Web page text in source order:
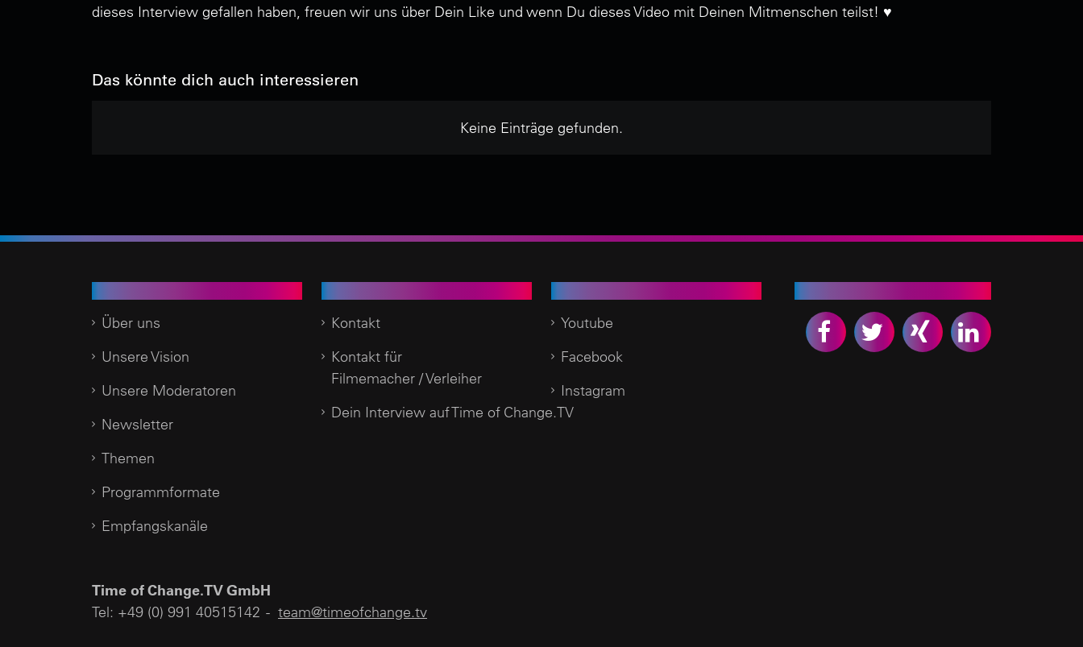
dieses Interview gefallen haben, freuen wir uns über Dein Like und wenn Du dieses Video mit Deinen Mitmenschen teilst! ♥️
Das könnte dich auch interessieren
Keine Einträge gefunden.
Über uns
Unsere Vision
Unsere Moderatoren
Newsletter
Themen
Programmformate
Empfangskanäle
Kontakt
Kontakt für
Filmemacher / Verleiher
Dein Interview auf Time of Change.TV
Youtube
Facebook
Instagram
Time of Change.TV GmbH
Tel: +49 (0) 991 40515142 - team@timeofchange.tv